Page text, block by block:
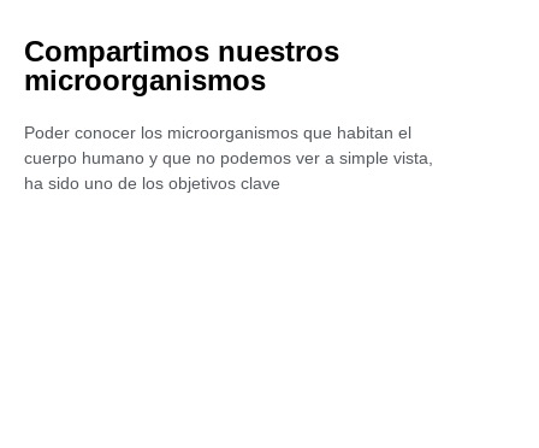
Compartimos nuestros
microorganismos
Poder conocer los microorganismos que habitan el
cuerpo humano y que no podemos ver a simple vista,
ha sido uno de los objetivos clave